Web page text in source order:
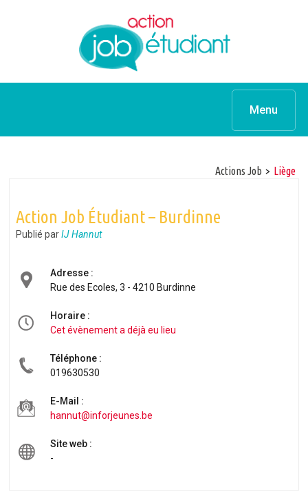
Menu
Actions Job > Liège
Action Job Étudiant – Burdinne
Publié par IJ Hannut
Adresse :
Rue des Ecoles, 3 - 4210 Burdinne
Horaire :
Cet évènement a déjà eu lieu
Téléphone :
019630530
E-Mail :
hannut@inforjeunes.be
Site web :
-